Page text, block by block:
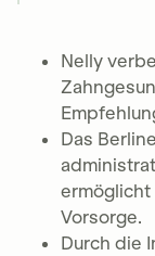
Nelly
Das
ermöglicht
Vorsorge.
Durch die